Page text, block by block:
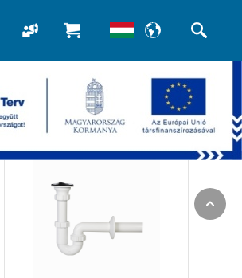
>>Mosdó búra-, és csőszifonok
Kapcsolódó termékek